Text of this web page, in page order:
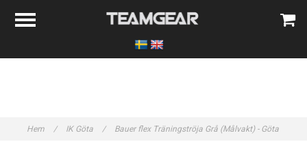
Hem / IK Göta / Bauer flex Träningströja Grå (Målvakt) - Göta